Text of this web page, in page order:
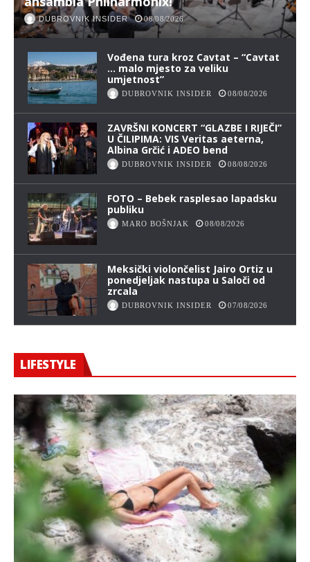
DUBROVNIK INSIDER 08/08/2026
Vođena tura kroz Cavtat – “Cavtat
… malo mjesto za veliku
umjetnost”
DUBROVNIK INSIDER 08/08/2026
ZAVRŠNI KONCERT “GLAZBE I RIJEČI”
U ČILIPIMA: VIS Veritas aeterna,
Albina Grčić i ADEO bend
DUBROVNIK INSIDER 08/08/2026
FOTO – Bebek rasplesao lapadsku
publiku
MARO BOŠNJAK 08/08/2026
Meksički violončelist Jairo Ortiz u
ponedjeljak nastupa u Saloči od
zrcala
DUBROVNIK INSIDER 07/08/2026
LIFESTYLE